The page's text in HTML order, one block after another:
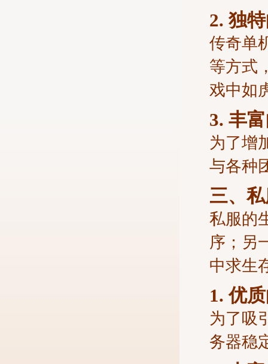
2. 独
传奇单
等方式
戏中如
3. 丰
为了增
与各种
三、
私服的
序；另
中求生
1. 优
为了吸
务器稳